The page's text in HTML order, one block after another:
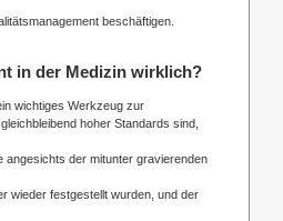
beschäftigen.
in der Medizin wirklich?
wichtiges Werkzeug zur
hoher Standards sind,
angesichts der mitunter gravierenden
wieder festgestellt wurden, und der